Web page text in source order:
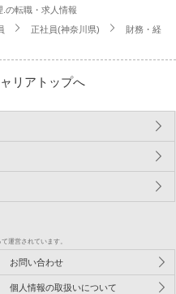
.の転職・求人情報
正社員(神奈川県)
財務・経
リアトップへ
運営されています。
お問い合わせ
個人情報の取扱いについて